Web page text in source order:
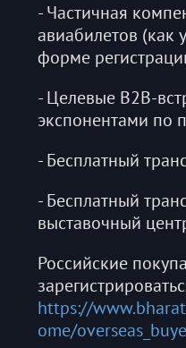
- Частичная
авиабилетов (как
форме
- Целевые B2B-
экспонентами по
- Бесплатный
- Бесплатный
выставочный
Российские
https://
ome/